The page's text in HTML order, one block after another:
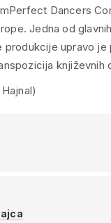
Dancers
Jedna od
produkcije upravo je
književnih